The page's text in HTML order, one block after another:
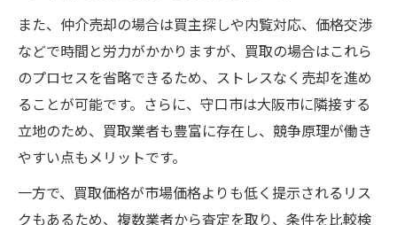
また、仲介売却の場合は買主探しや内覧対応、価格交渉
などで時間と労力がかかりますが、買取の場合はこれら
のプロセスを省略できるため、ストレスなく売却を進め
ることが可能です。さらに、守口市は大阪市に隣接する
立地のため、買取業者も豊富に存在し、競争原理が働き
やすい点もメリットです。
一方で、買取価格が市場価格よりも低く提示されるリス
クもあるため、複数業者から査定を取り、条件を比較検